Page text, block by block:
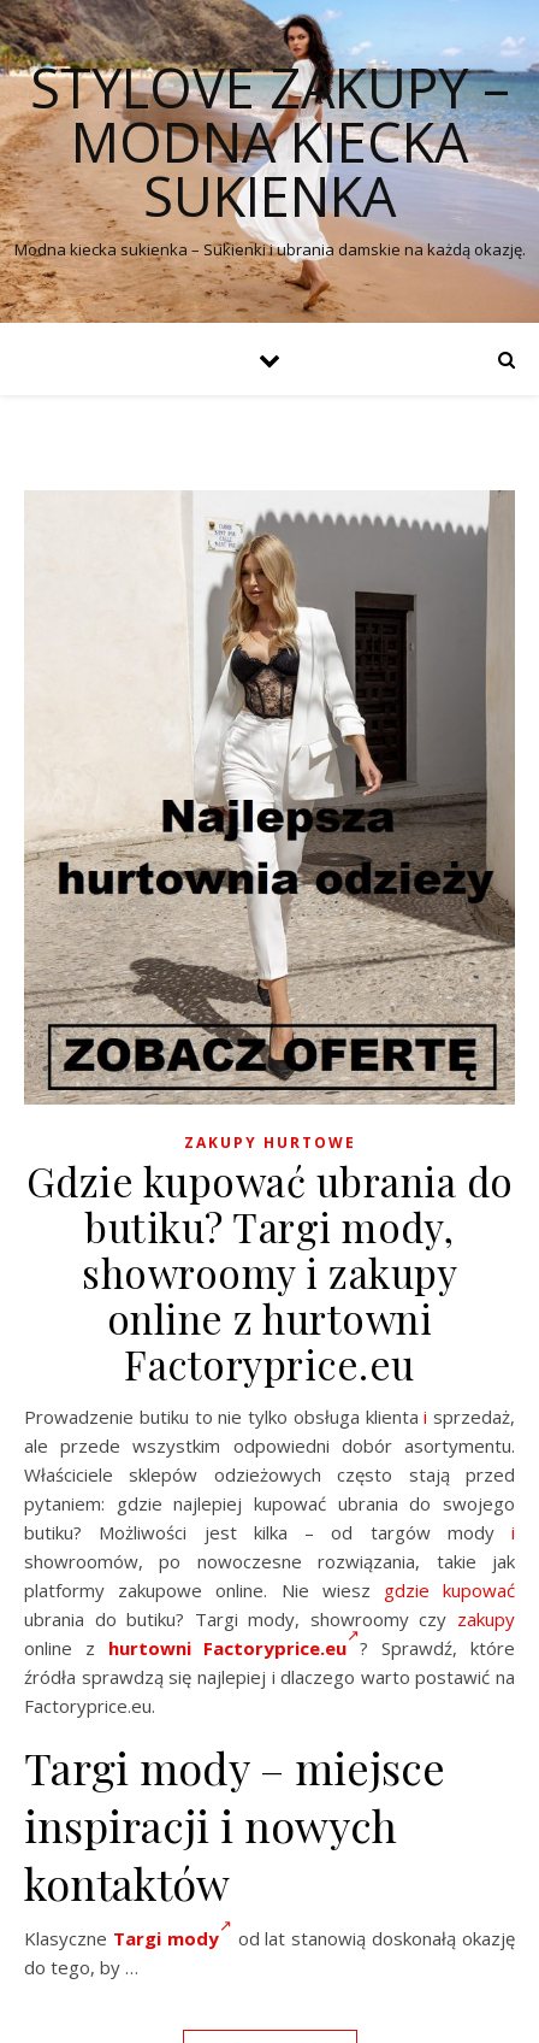
STYLOVE ZAKUPY –
MODNA KIECKA
SUKIENKA
Modna kiecka sukienka – Sukienki i ubrania damskie na każdą okazję.
ZAKUPY HURTOWE
Gdzie kupować ubrania do
butiku? Targi mody,
showroomy i zakupy
online z hurtowni
Factoryprice.eu
Prowadzenie butiku to nie tylko obsługa klientai sprzedaż,
ale przede wszystkim odpowiedni dobór asortymentu.
Właściciele sklepów odzieżowych często stają przed
pytaniem: gdzie najlepiej kupować ubrania do swojego
butiku? Możliwości jest kilka – od targów mody i
showroomów, po nowoczesne rozwiązania, takie jak
platformy zakupowe online. Nie wiesz gdzie kupować
ubrania do butiku? Targi mody, showroomy czy zakupy
online z hurtowni Factoryprice.eu ? Sprawdź, które
źródła sprawdzą się najlepiej i dlaczego warto postawić na
Factoryprice.eu.
Targi mody – miejsce
inspiracji i nowych
kontaktów
Klasyczne Targi mody
od lat stanowią doskonałą okazję
do tego, by …